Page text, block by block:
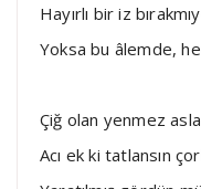
Hayırlı bir iz
Yoksa bu âlemde,
Çiğ olan yenmez
Acı ek ki tatlansın